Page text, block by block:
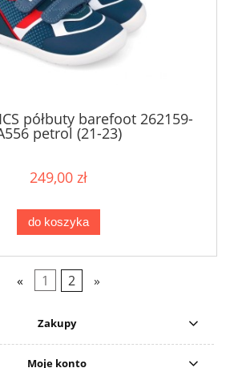
półbuty barefoot 262159-
petrol (21-23)
249,00 zł
do koszyka
« 1 2 »
Zakupy
Moje konto